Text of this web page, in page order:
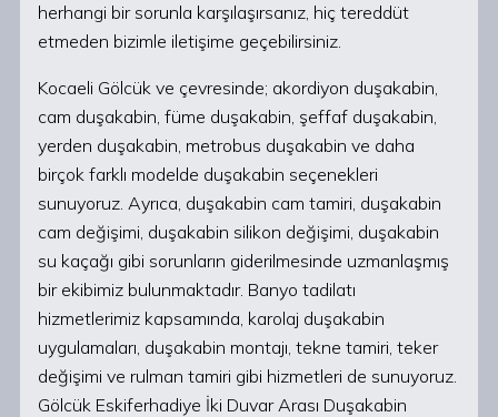
herhangi bir sorunla karşılaşırsanız, hiç tereddüt
etmeden bizimle iletişime geçebilirsiniz.
Kocaeli Gölcük ve çevresinde; akordiyon duşakabin,
cam duşakabin, füme duşakabin, şeffaf duşakabin,
yerden duşakabin, metrobus duşakabin ve daha
birçok farklı modelde duşakabin seçenekleri
sunuyoruz. Ayrıca, duşakabin cam tamiri, duşakabin
cam değişimi, duşakabin silikon değişimi, duşakabin
su kaçağı gibi sorunların giderilmesinde uzmanlaşmış
bir ekibimiz bulunmaktadır. Banyo tadilatı
hizmetlerimiz kapsamında, karolaj duşakabin
uygulamaları, duşakabin montajı, tekne tamiri, teker
değişimi ve rulman tamiri gibi hizmetleri de sunuyoruz.
Gölcük Eskiferhadiye İki Duvar Arası Duşakabin